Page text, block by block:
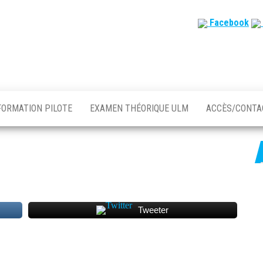
Facebook
PILOTE EXAMEN THÉORIQUE ULM ACCÈS/
Tweeter